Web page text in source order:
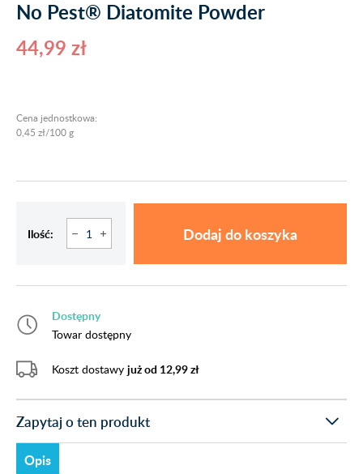
No Pest® Diatomite Powder
44,99 zł
Cena jednostkowa:
0,45 zł/100 g
Ilość: Dodaj do koszyka
Dostępny
Towar dostępny
Koszt dostawy już od 12,99 zł
Zapytaj o ten produkt
Opis